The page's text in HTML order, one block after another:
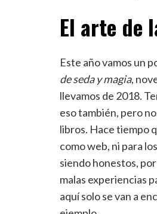
El arte de
Este año vamos un
de seda y magia,
llevamos de 2018.
eso también, pero
libros. Hace tiempo
como web, ni para
siendo honestos,
malas experiencias
aquí solo se van a